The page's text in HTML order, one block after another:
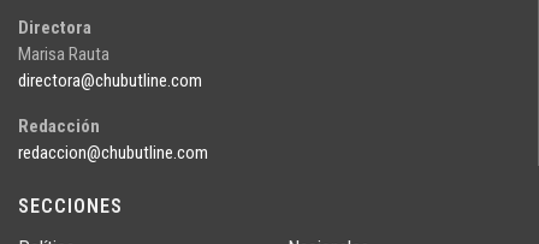
Directora
Marisa Rauta
directora@chubutline.com
Redacción
redaccion@chubutline.com
SECCIONES